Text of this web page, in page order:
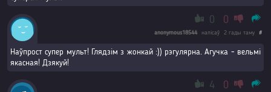
0 0
anonymous18544 напісаў 2 гады таму #
Наўпрост супер мульт! Глядзім з жонкай :)) рэгулярна. Агучка - вельмі
якасная! Дзякуй!
4 0